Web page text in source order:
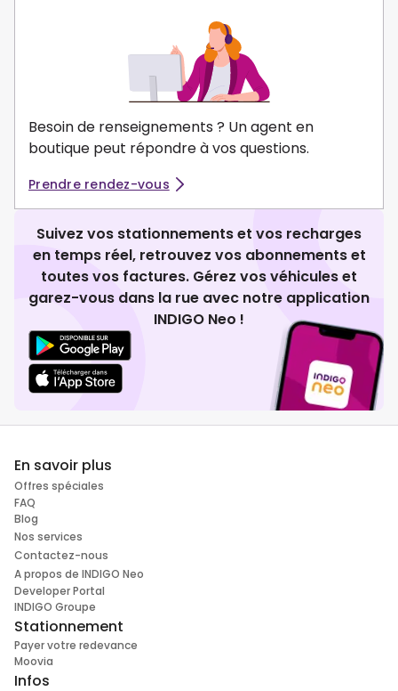
Besoin de renseignements ? Un agent en
boutique peut répondre à vos questions.
Prendre rendez-vous
Suivez vos stationnements et vos recharges
en temps réel, retrouvez vos abonnements et
toutes vos factures. Gérez vos véhicules et
garez-vous dans la rue avec notre application
INDIGO Neo !
En savoir plus
Offres spéciales
FAQ
Blog
Nos services
Contactez-nous
A propos de INDIGO Neo
Developer Portal
INDIGO Groupe
Stationnement
Payer votre redevance
Moovia
Infos